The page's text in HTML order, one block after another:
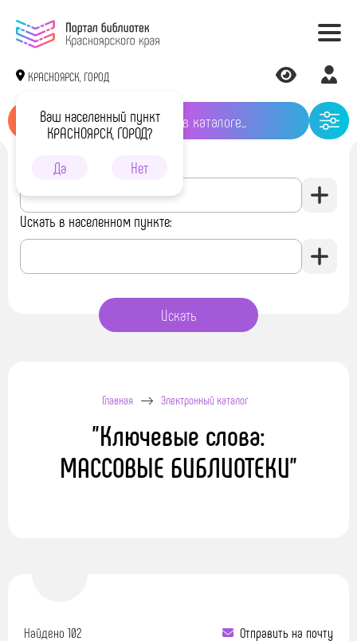
КРАСНОЯРСК, ГОРОД
Ваш населенный пункт
КРАСНОЯРСК, ГОРОД?
Да
Нет
Искать в библиотеке:
Искать в населенном пункте:
Главная Электронный каталог
"Ключевые слова:
МАССОВЫЕ БИБЛИОТЕКИ"
Найдено 102 Отправить на почту